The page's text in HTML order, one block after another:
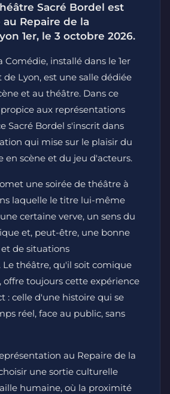
Sacré Bordel est
Repaire de la
1er, le 3 octobre 2026.
Comédie, installé dans le 1er
Lyon, est une salle dédiée
et au théâtre. Dans ce
aux représentations
Sacré Bordel s'inscrit dans
qui mise sur le plaisir du
en scène et du jeu d'acteurs.
une soirée de théâtre à
laquelle le titre lui-même
certaine verve, un sens du
et, peut-être, une bonne
de situations
Le théâtre, qu'il soit comique
offre toujours cette expérience
: celle d'une histoire qui se
réel, face au public, sans
au Repaire de la
une sortie culturelle
humaine, où la proximité